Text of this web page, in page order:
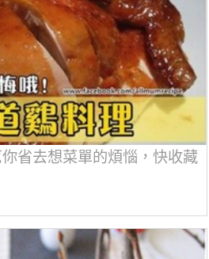
省去想菜單的煩惱，快收藏